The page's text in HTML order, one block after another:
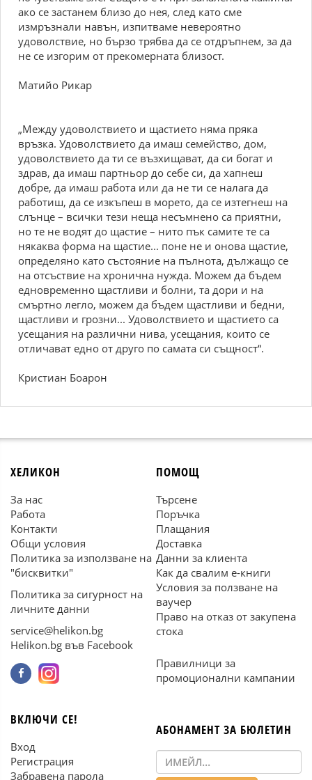
ако се застанем близо до нея, след като сме
измръзнали навън, изпитваме невероятно
удоволствие, но бързо трябва да се отдръпнем, за да
не се изгорим от прекомерната близост.
Матийо Рикар
„Между удоволствието и щастието няма пряка
връзка. Удоволствието да имаш семейство, дом,
удоволствието да ти се възхищават, да си богат и
здрав, да имаш партньор до себе си, да хапнеш
добре, да имаш работа или да не ти се налага да
работиш, да се изкъпеш в морето, да се изтегнеш на
слънце – всички тези неща несъмнено са приятни,
но те не водят до щастие – нито пък самите те са
някаква форма на щастие... поне не и онова щастие,
определяно като състояние на пълнота, дължащо се
на отсъствие на хронична нужда. Можем да бъдем
едновременно щастливи и болни, та дори и на
смъртно легло, можем да бъдем щастливи и бедни,
щастливи и грозни... Удоволствието и щастието са
усещания на различни нива, усещания, които се
отличават едно от друго по самата си същност“.
Кристиан Боарон
ХЕЛИКОН
За нас
Работа
Контакти
Общи условия
Политика за използване на
"бисквитки"
Политика за сигурност на
личните данни
service@helikon.bg
Helikon.bg във Facebook
ПОМОЩ
Търсене
Поръчка
Плащания
Доставка
Данни за клиента
Как да свалим е-книги
Условия за ползване на
ваучер
Право на отказ от закупена
стока
Правилници за
промоционални кампании
ВКЛЮЧИ СЕ!
Вход
Регистрация
Забравена парола
АБОНАМЕНТ ЗА БЮЛЕТИН